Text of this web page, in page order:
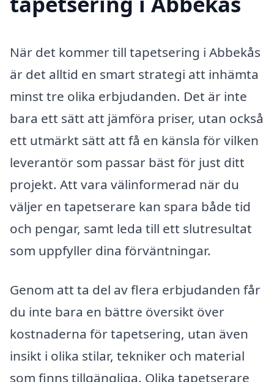
När det kommer till tapetsering i Abbekås
är det alltid en smart strategi att in­hämta
minst tre olika erbjudanden. Det är inte
bara ett sätt att jämföra priser, utan också
ett utmärkt sätt att få en känsla för vilken
leverantör som passar bäst för just ditt
projekt. Att vara välinformerad när du
väljer en tapetserare kan spara både tid
och pengar, samt leda till ett slutresultat
som uppfyller dina förväntningar.
Genom att ta del av flera erbjudanden får
du inte bara en bättre översikt över
kostnaderna för tapetsering, utan även
insikt i olika stilar, tekniker och material
som finns tillgängliga. Olika tapetserare